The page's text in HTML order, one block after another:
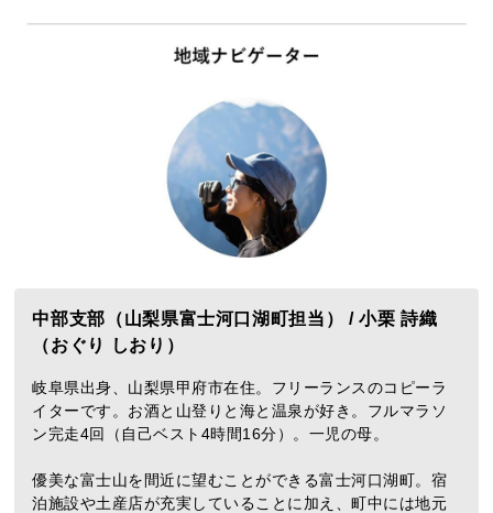
中部支部（山梨県富士河口湖町担当） / 小栗 詩織
（おぐり しおり）
岐阜県出身、山梨県甲府市在住。フリーランスのコピーラ
イターです。お酒と山登りと海と温泉が好き。フルマラソ
ン完走4回（自己ベスト4時間16分）。一児の母。
優美な富士山を間近に望むことができる富士河口湖町。宿
泊施設や土産店が充実していることに加え、町中には地元